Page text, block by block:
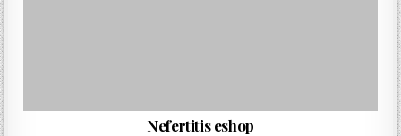
Nefertitis eshop